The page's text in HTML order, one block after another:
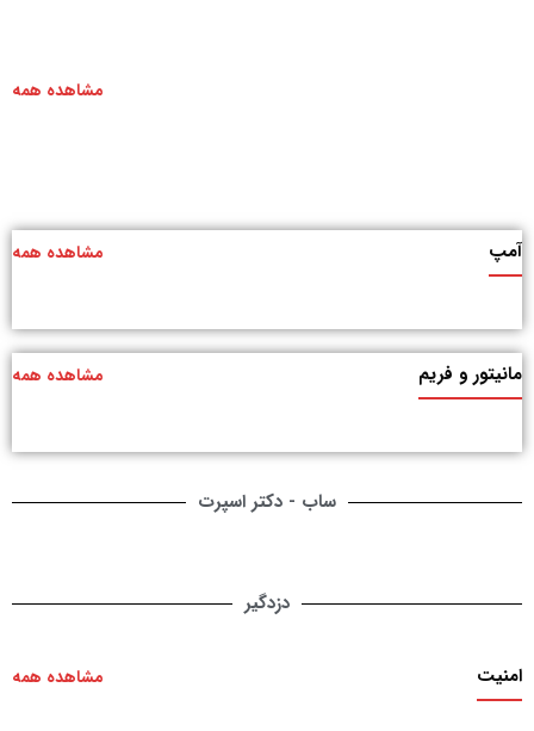
مشاهده همه
آمپ مشاهده همه
مانیتور و فریم مشاهده همه
ساب - دکتر اسپرت
دزدگیر
امنیت مشاهده همه